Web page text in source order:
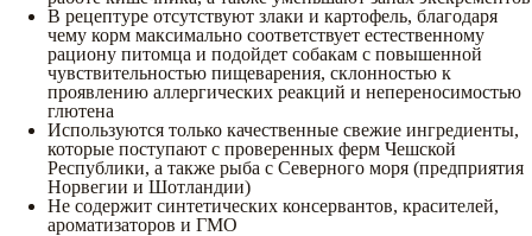
В рецептуре отсутствуют злаки и картофель, благодаря
чему корм максимально соответствует естественному
рациону питомца и подойдет собакам с повышенной
чувствительностью пищеварения, склонностью к
проявлению аллергических реакций и непереносимостью
глютена
Используются только качественные свежие ингредиенты,
которые поступают с проверенных ферм Чешской
Республики, а также рыба с Северного моря (предприятия
Норвегии и Шотландии)
Не содержит синтетических консервантов, красителей,
ароматизаторов и ГМО